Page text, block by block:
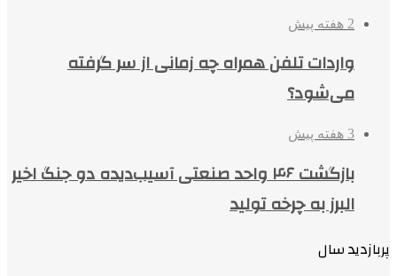
2 هفته پیش
واردات تلفن همراه چه زمانی از سر گرفته
می‌شود؟
3 هفته پیش
بازگشت ۴۶ واحد صنعتی آسیب‌دیده دو جنگ اخیر
البرز به چرخه تولید
پربازدید سال